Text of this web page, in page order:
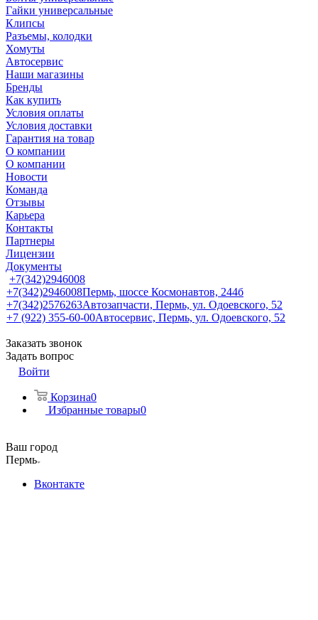
Гайки универсальные
Клипсы
Разъемы, колодки
Хомуты
Автосервис
Наши магазины
Бренды
Как купить
Условия оплаты
Условия доставки
Гарантия на товар
О компании
О компании
Новости
Команда
Отзывы
Карьера
Контакты
Партнеры
Лицензии
Документы
+7(342)2946008
+7(342)2946008Пермь, шоссе Космонавтов, 244б
+7(342)2576263Автозапчасти, Пермь, ул. Одоевского, 52
+7 (922) 355-60-00Автосервис, Пермь, ул. Одоевского, 52
Заказать звонок
Задать вопрос
Войти
Корзина0
Избранные товары0
Ваш город
Пермь
Вконтакте